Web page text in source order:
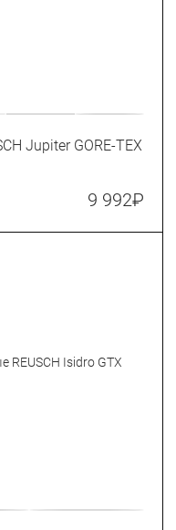
Jupiter GORE-TEX
9 992₽